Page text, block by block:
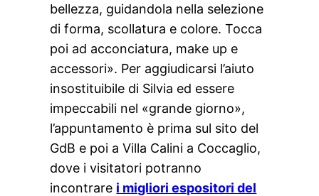
bellezza, guidandola nella selezione
di forma, scollatura e colore. Tocca
poi ad acconciatura, make up e
accessori». Per aggiudicarsi l’aiuto
insostituibile di Silvia ed essere
impeccabili nel «grande giorno»,
l’appuntamento è prima sul sito del
GdB e poi a Villa Calini a Coccaglio,
dove i visitatori potranno
incontrare i migliori espositori del